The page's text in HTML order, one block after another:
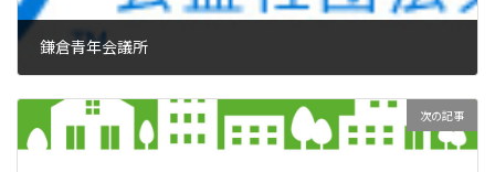
鎌倉青年会議所
次の記事